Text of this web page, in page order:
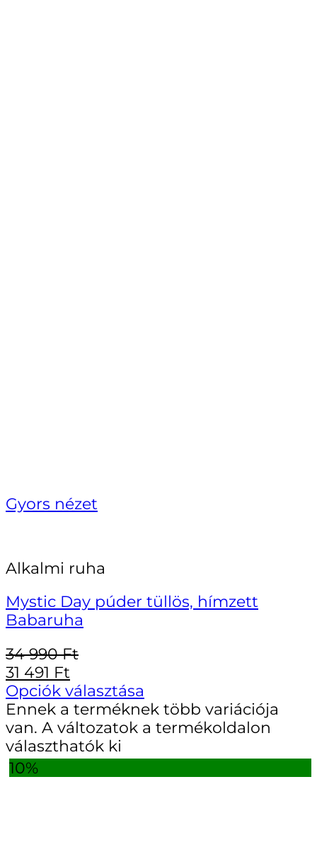
Gyors nézet
Alkalmi ruha
Mystic Day púder tüllös, hímzett
Babaruha
34 990Ft
31 491 Ft
Opciók választása
Ennek a terméknek több variációja
van. A változatok a termékoldalon
választhatók ki
10%